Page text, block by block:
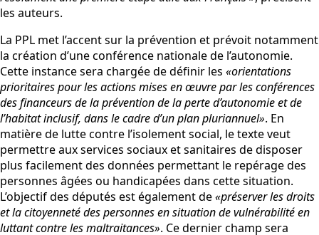
les auteurs.
La PPL met l’accent sur la prévention et prévoit notamment
la création d’une conférence nationale de l’autonomie.
Cette instance sera chargée de définir les «orientations
prioritaires pour les actions mises en œuvre par les conférences
des financeurs de la prévention de la perte d’autonomie et de
l’habitat inclusif, dans le cadre d’un plan pluriannuel». En
matière de lutte contre l’isolement social, le texte veut
permettre aux services sociaux et sanitaires de disposer
plus facilement des données permettant le repérage des
personnes âgées ou handicapées dans cette situation.
L’objectif des députés est également de«préserver les droits
et la citoyenneté des personnes en situation de vulnérabilité en
luttant contre les maltraitances». Ce dernier champ sera